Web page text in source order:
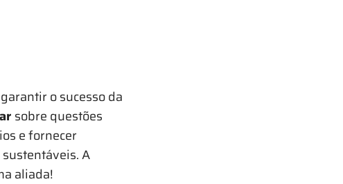
o sucesso da
sobre questões
e fornecer
A
aliada!